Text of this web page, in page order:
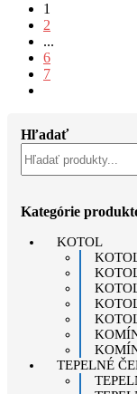
1
2
...
6
7
Hľadať
Kategórie
KOTOL
TEPELNÉ